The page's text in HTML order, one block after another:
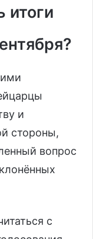
итоги
и
стороны,
вопрос
с